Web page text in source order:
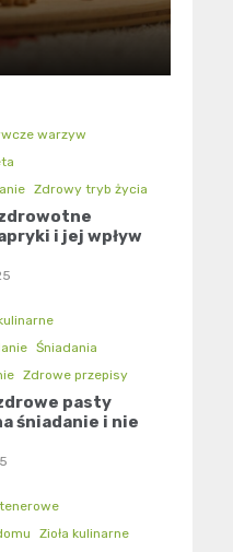
warzyw
Zdrowy tryb życia
zdrowotne
i jej wpływ
Śniadania
Zdrowe przepisy
pasty
śniadanie i nie
Zioła kulinarne